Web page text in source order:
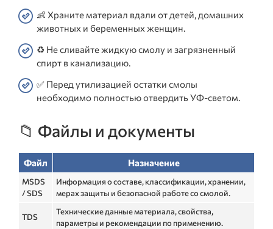
👶 Храните материал вдали от детей, домашних
животных и беременных женщин.
♻️ Не сливайте жидкую смолу и загрязненный
спирт в канализацию.
✅ Перед утилизацией остатки смолы
необходимо полностью отвердить УФ-светом.
📁 Файлы и документы
Файл Назначение
MSDS
/ SDS
Информация о составе, классификации, хранении,
мерах защиты и безопасной работе со смолой.
TDS
Технические данные материала, свойства,
параметры и рекомендации по применению.